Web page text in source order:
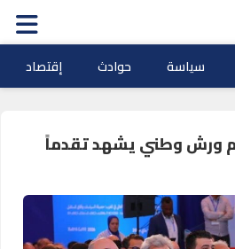
سياسة حوادث إقتصاد
ورش وطني يشهد تقدماً